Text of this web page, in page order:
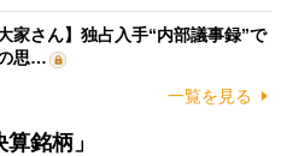
家さん】独占入手“内部議事録”で
思…
一覧を見る
銘柄」